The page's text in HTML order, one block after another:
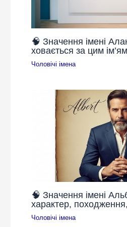
🧠 Значення імені
ховається за цим
Чоловічі імена
🧠 Значення імені
характер,
Чоловічі імена